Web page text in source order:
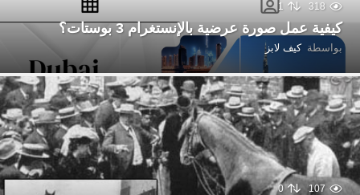
318
1
كيفية عمل صورة عرضية بالإنستغرام 3 بوستات؟
بواسطة كيف لابز
107
0